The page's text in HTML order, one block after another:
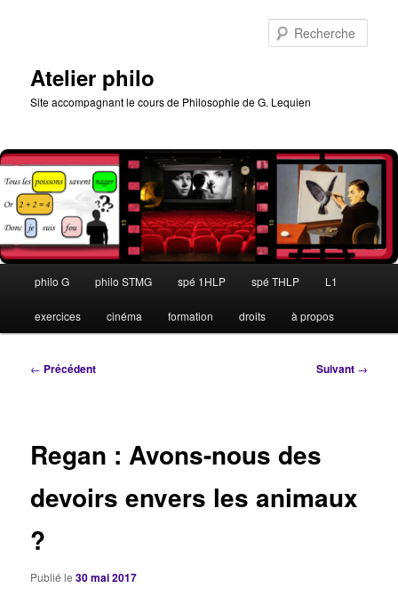
Atelier philo
Site accompagnant le cours de Philosophie de G. Lequien
principal
philo G philo STMG spé 1HLP spé THLP L1
exercices cinéma formation droits à propos
Navigation
← Précédent Suivant →
Regan : Avons-nous des
devoirs envers les animaux
?
Publié le30 mai 2017